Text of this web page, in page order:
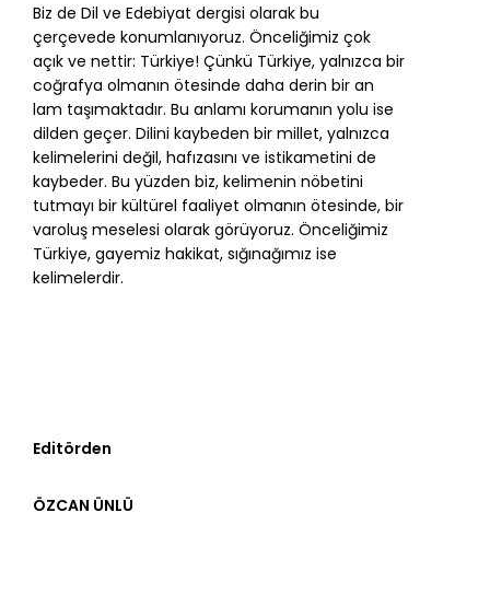
Biz de Dil ve Edebiyat dergisi olarak bu
çerçevede konumlanıyoruz. Önceliğimiz çok
açık ve nettir: Türkiye! Çünkü Türkiye, yalnızca bir
coğrafya olmanın ötesinde daha derin bir an
lam taşımaktadır. Bu anlamı korumanın yolu ise
dilden geçer. Dilini kaybeden bir millet, yalnızca
kelimelerini değil, hafızasını ve istikametini de
kaybeder. Bu yüzden biz, kelimenin nöbetini
tutmayı bir kültürel faaliyet olmanın ötesinde, bir
varoluş meselesi olarak görüyoruz. Önceliğimiz
Türkiye, gayemiz hakikat, sığınağımız ise
kelimelerdir.
Editörden
ÖZCAN ÜNLÜ